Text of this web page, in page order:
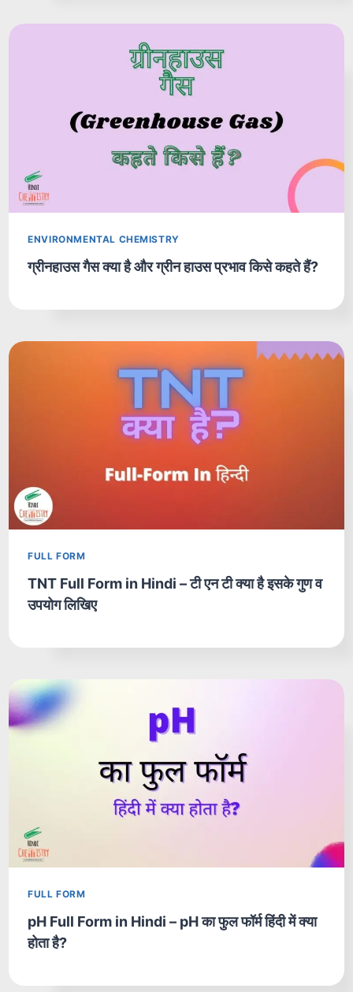
ENVIRONMENTAL CHEMISTRY
ग्रीनहाउस गैस क्या है और ग्रीन हाउस प्रभाव किसे कहते हैं?
FULL FORM
TNT Full Form in Hindi – टी एन टी क्या है इसके गुण व
उपयोग लिखिए
FULL FORM
pH Full Form in Hindi – pH का फुल फॉर्म हिंदी में क्या
होता है?